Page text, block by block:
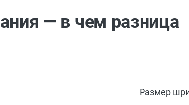
#кадровику
— в чем разница
Размер